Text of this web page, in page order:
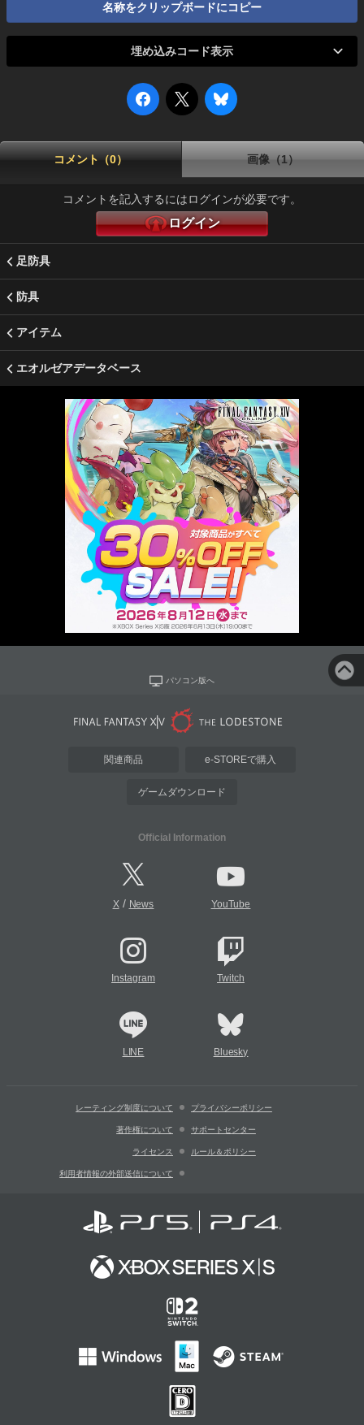
名称をクリップボードにコピー
埋め込みコード表示
コメント（0） 画像（1）
コメントを記入するにはログインが必要です。
ログイン
足防具
防具
アイテム
エオルゼアデータベース
パソコン版へ
関連商品 e-STOREで購入
ゲームダウンロード
Official Information
X/ News YouTube
Instagram Twitch
LINE Bluesky
レーティング制度について プライバシーポリシー
著作権について サポートセンター
ライセンス ルール＆ポリシー
利用者情報の外部送信について